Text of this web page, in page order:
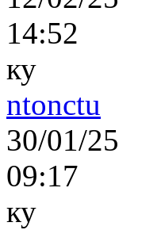
14:52
ку
ntonctu
30/01/25
09:17
ку